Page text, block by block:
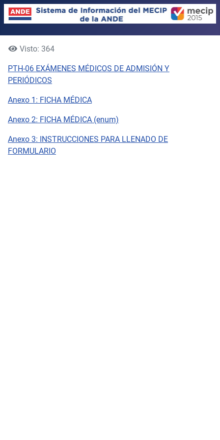
Visto: 364
PTH-06 EXÁMENES MÉDICOS DE ADMISIÓN Y
PERIÓDICOS
Anexo 1: FICHA MÉDICA
Anexo 2: FICHA MÉDICA (enum)
Anexo 3: INSTRUCCIONES PARA LLENADO DE
FORMULARIO